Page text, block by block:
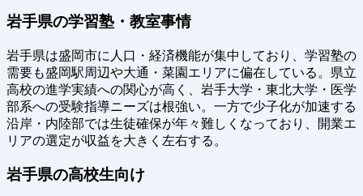
岩手県の学習塾・教室事情
岩手県は盛岡市に人口・経済機能が集中しており、学習塾の
需要も盛岡駅周辺や大通・菜園エリアに偏在している。県立
高校の進学実績への関心が高く、岩手大学・東北大学・医学
部系への受験指導ニーズは根強い。一方で少子化が加速する
沿岸・内陸部では生徒確保が年々難しくなっており、開業エ
リアの選定が収益を大きく左右する。
岩手県の高校生向け